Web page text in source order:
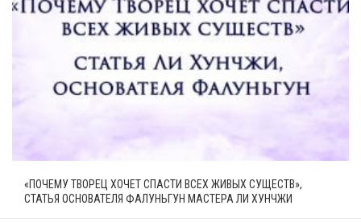
«ПОЧЕМУ ТВОРЕЦ ХОЧЕТ СПАСТИ ВСЕХ ЖИВЫХ СУЩЕСТВ»,
СТАТЬЯ ОСНОВАТЕЛЯ ФАЛУНЬГУН МАСТЕРА ЛИ ХУНЧЖИ